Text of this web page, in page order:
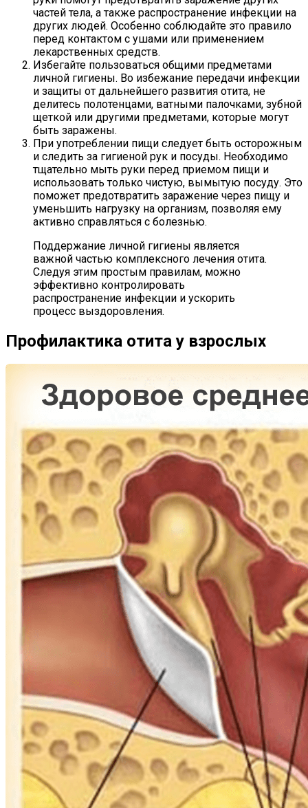
частей тела, а также распространение инфекции на
других людей. Особенно соблюдайте это правило
перед контактом с ушами или применением
лекарственных средств.
Избегайте пользоваться общими предметами
личной гигиены. Во избежание передачи инфекции
и защиты от дальнейшего развития отита, не
делитесь полотенцами, ватными палочками, зубной
щеткой или другими предметами, которые могут
быть заражены.
При употреблении пищи следует быть осторожным
и следить за гигиеной рук и посуды. Необходимо
тщательно мыть руки перед приемом пищи и
использовать только чистую, вымытую посуду. Это
поможет предотвратить заражение через пищу и
уменьшить нагрузку на организм, позволяя ему
активно справляться с болезнью.
Поддержание личной гигиены является
важной частью комплексного лечения отита.
Следуя этим простым правилам, можно
эффективно контролировать
распространение инфекции и ускорить
процесс выздоровления.
Профилактика отита у взрослых